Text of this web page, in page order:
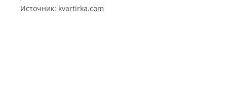
Источник: kvartirka.com